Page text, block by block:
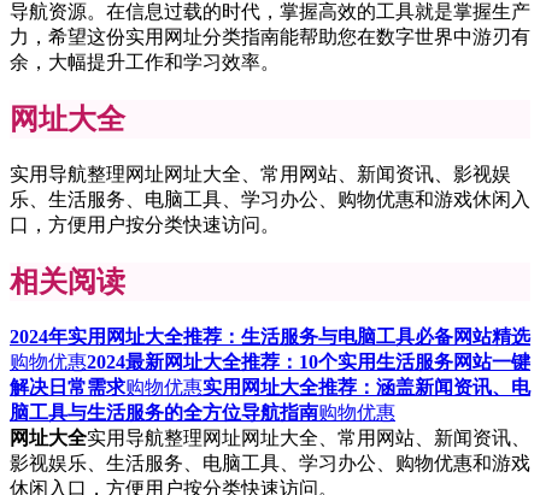
导航资源。在信息过载的时代，掌握高效的工具就是掌握生产
力，希望这份实用网址分类指南能帮助您在数字世界中游刃有
余，大幅提升工作和学习效率。
网址大全
实用导航整理网址网址大全、常用网站、新闻资讯、影视娱
乐、生活服务、电脑工具、学习办公、购物优惠和游戏休闲入
口，方便用户按分类快速访问。
相关阅读
2024年实用网址大全推荐：生活服务与电脑工具必备网站精选
购物优惠2024最新网址大全推荐：10个实用生活服务网站一键
解决日常需求购物优惠实用网址大全推荐：涵盖新闻资讯、电
脑工具与生活服务的全方位导航指南购物优惠
网址大全实用导航整理网址网址大全、常用网站、新闻资讯、
影视娱乐、生活服务、电脑工具、学习办公、购物优惠和游戏
休闲入口，方便用户按分类快速访问。